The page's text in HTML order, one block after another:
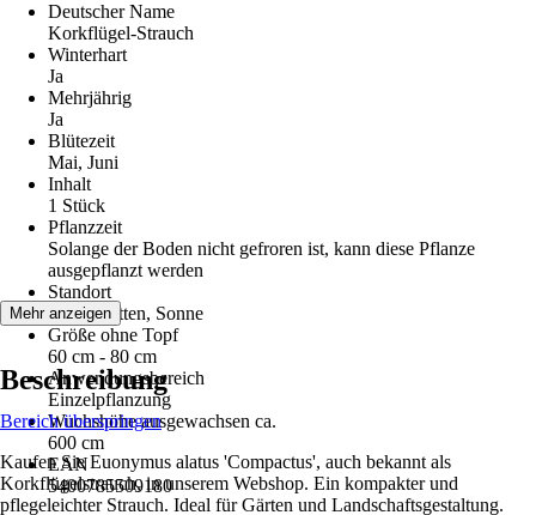
Deutscher Name
Korkflügel-Strauch
Winterhart
Ja
Mehrjährig
Ja
Blütezeit
Mai, Juni
Inhalt
1 Stück
Pflanzzeit
Solange der Boden nicht gefroren ist, kann diese Pflanze
ausgepflanzt werden
Standort
Halbschatten, Sonne
Größe ohne Topf
60 cm - 80 cm
Anwendungsbereich
Einzelpflanzung
Wuchshöhe ausgewachsen ca.
600 cm
EAN
5400785509180
Mehr anzeigen
Beschreibung
Bereich überspringen
Kaufen Sie Euonymus alatus 'Compactus', auch bekannt als
Korkflügelstrauch, in unserem Webshop. Ein kompakter und
pflegeleichter Strauch. Ideal für Gärten und Landschaftsgestaltung.